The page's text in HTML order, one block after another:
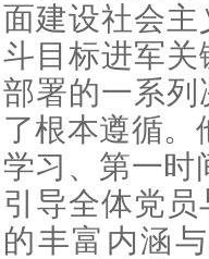
面建设社会
斗目标进军
部署的一系
了根本遵循。
学习、第一时
引导全体党
的丰富内涵